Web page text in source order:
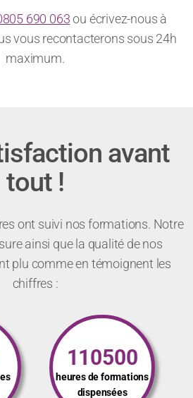
690 063ou écrivez-nous à
vous recontacterons sous 24h
maximum.
avant
ont suivi nos formations. Notre
ainsi que la qualité de nos
plu comme en témoignent les